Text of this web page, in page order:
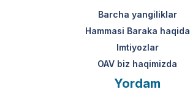
Barcha yangiliklar
Hammasi Baraka haqida
Imtiyozlar
OAV biz haqimizda
Yordam